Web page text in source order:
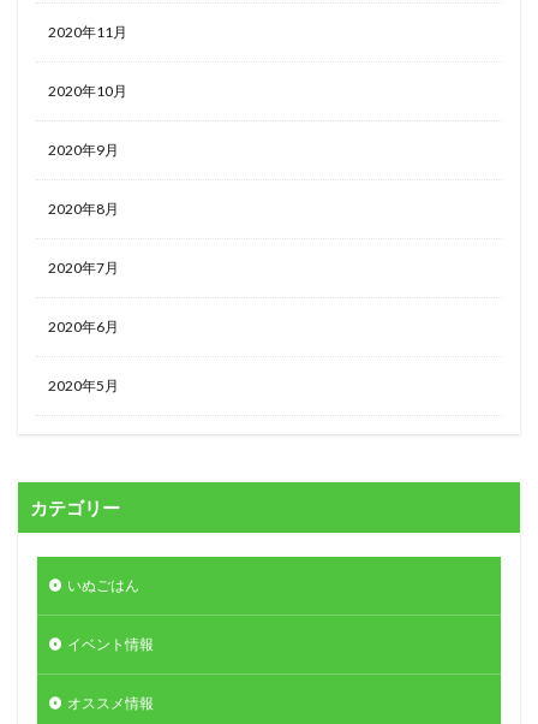
2020年11月
2020年10月
2020年9月
2020年8月
2020年7月
2020年6月
2020年5月
カテゴリー
いぬごはん
イベント情報
オススメ情報